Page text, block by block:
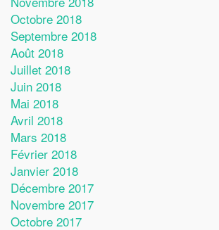
Octobre 2018
Septembre 2018
Août 2018
Juillet 2018
Juin 2018
Mai 2018
Avril 2018
Mars 2018
Février 2018
Janvier 2018
Décembre 2017
Novembre 2017
Octobre 2017